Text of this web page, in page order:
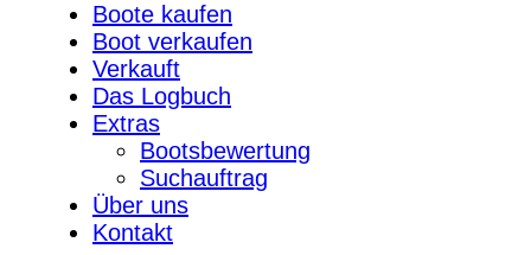
Boote kaufen
Boot verkaufen
Verkauft
Das Logbuch
Extras
Bootsbewertung
Suchauftrag
Über uns
Kontakt